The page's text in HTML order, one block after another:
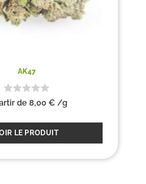
AK47
de 8,00 € /g
LE PRODUIT